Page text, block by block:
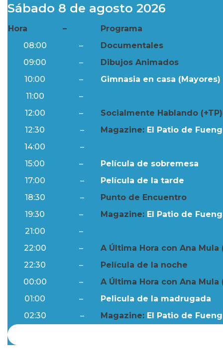
Sábado 8 de agosto 2026
Hora –
Programa
08:00
–
Documentales
09:00
–
Dibujos Animados
10:00
–
Gimnasia en casa (Mayores)
11:00
–
12:00
–
Socialmente Hablando (+TP)
12:30
– Magazine: El Patio de
14:00
–
15:00
–
Película de sobremesa
17:00
–
Película de la tarde
18:30
–
Punto de Encuentro
19:30
– Magazine: El Patio de
21:00
–
22:00
–
A Última Hora con Ana Mula
22:30
–
Película de la noche
00:00
–
A Última Hora con Ana Mula
01:00
–
Pelicula de la madrugada
02:30
– Magazine: El Patio de